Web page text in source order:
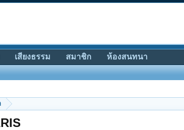
เสียงธรรม สมาชิก ห้องสนทนา